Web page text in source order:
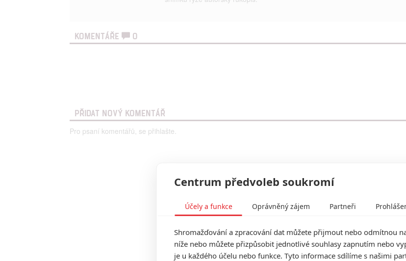
KOMENTÁŘE 0
PŘIDAT NOVÝ KOMENTÁŘ
Pro psaní komentářů, se přihlašte.
Centrum předvoleb soukromí
Účely a funkce Oprávněný zájem Partneři
Shromažďování a zpracování dat můžete přijmout nebo odmítnou
níže nebo můžete přizpůsobit jednotlivé souhlasy zapnutím nebo
je u každého účelu nebo funkce. Tyto informace sdílíme s našimi